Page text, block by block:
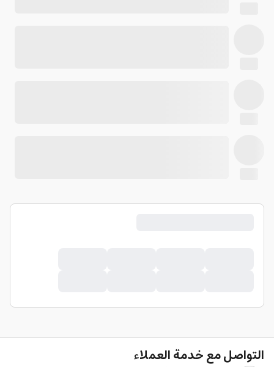
التواصل مع خدمة العملاء